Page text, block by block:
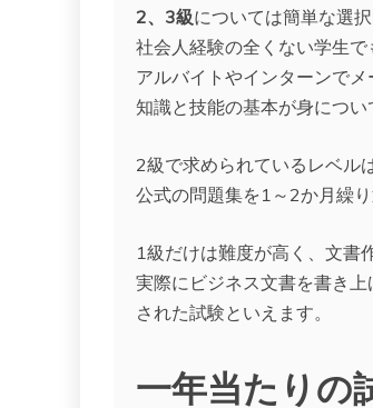
2、3級については簡単な選
社会人経験の全くない学生
アルバイトやインターンで
知識と技能の基本が身につ
2級で求められているレベル
公式の問題集を1～2か月繰
1級だけは難度が高く、文書
実際にビジネス文書を書き
された試験といえます。
一年当たりの